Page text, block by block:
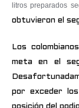
litros preparados
obtuvieron el
Los
meta en el
por exceder
posición del